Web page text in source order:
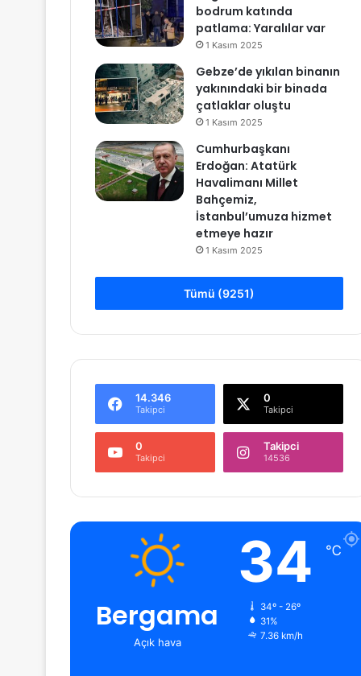
bodrum katında
patlama: Yaralılar var
1 Kasım 2025
Gebze’de yıkılan binanın
yakınındaki bir binada
çatlaklar oluştu
1 Kasım 2025
Cumhurbaşkanı
Erdoğan: Atatürk
Havalimanı Millet
Bahçemiz,
İstanbul’umuza hizmet
etmeye hazır
1 Kasım 2025
Tümü (9251)
14.346
Takipci
0
Takipci
0
Takipci
Takipci
14536
Bergama
Açık hava
34 ℃
34º - 26º
31%
7.36 km/h